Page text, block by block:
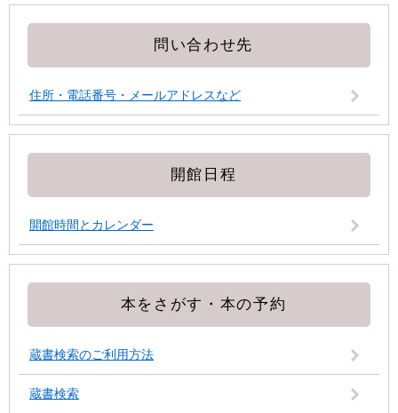
問い合わせ先
住所・電話番号・メールアドレスなど
開館日程
開館時間とカレンダー
本をさがす・本の予約
蔵書検索のご利用方法
蔵書検索